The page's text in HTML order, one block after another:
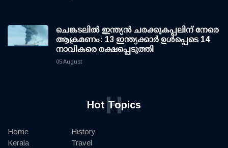
ചെങ്കടലില്‍ ഇന്ത്യന്‍ ചരക്കുകപ്പലിന് നേരെ
ആക്രമണം: 13 ഇന്ത്യക്കാര്‍ ഉള്‍പ്പെടെ 14
നാവികരെ രക്ഷപ്പെടുത്തി
05 August
Hot Topics
H
Home
Kerala
History
Travel